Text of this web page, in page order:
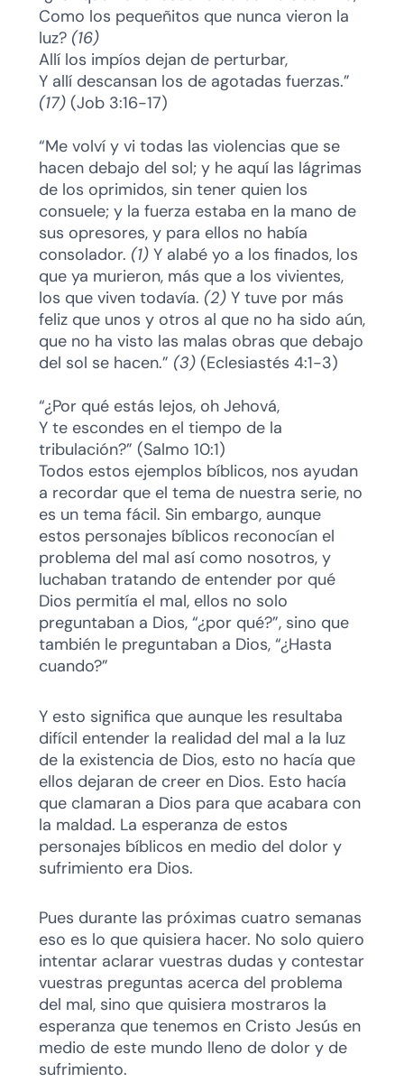
Como los pequeñitos que nunca vieron la
luz? (16)
Allí los impíos dejan de perturbar,
Y allí descansan los de agotadas fuerzas.”
(17)(Job 3:16-17)
“Me volví y vi todas las violencias que se
hacen debajo del sol; y he aquí las lágrimas
de los oprimidos, sin tener quien los
consuele; y la fuerza estaba en la mano de
sus opresores, y para ellos no había
consolador. (1)Y alabé yo a los finados, los
que ya murieron, más que a los vivientes,
los que viven todavía. (2)Y tuve por más
feliz que unos y otros al que no ha sido aún,
que no ha visto las malas obras que debajo
del sol se hacen.” (3)(Eclesiastés 4:1-3)
“¿Por qué estás lejos, oh Jehová,
Y te escondes en el tiempo de la
tribulación?” (Salmo 10:1)
Todos estos ejemplos bíblicos, nos ayudan
a recordar que el tema de nuestra serie, no
es un tema fácil. Sin embargo, aunque
estos personajes bíblicos reconocían el
problema del mal así como nosotros, y
luchaban tratando de entender por qué
Dios permitía el mal, ellos no solo
preguntaban a Dios, “¿por qué?”, sino que
también le preguntaban a Dios, “¿Hasta
cuando?”
Y esto significa que aunque les resultaba
difícil entender la realidad del mal a la luz
de la existencia de Dios, esto no hacía que
ellos dejaran de creer en Dios. Esto hacía
que clamaran a Dios para que acabara con
la maldad. La esperanza de estos
personajes bíblicos en medio del dolor y
sufrimiento era Dios.
Pues durante las próximas cuatro semanas
eso es lo que quisiera hacer. No solo quiero
intentar aclarar vuestras dudas y contestar
vuestras preguntas acerca del problema
del mal, sino que quisiera mostraros la
esperanza que tenemos en Cristo Jesús en
medio de este mundo lleno de dolor y de
sufrimiento.